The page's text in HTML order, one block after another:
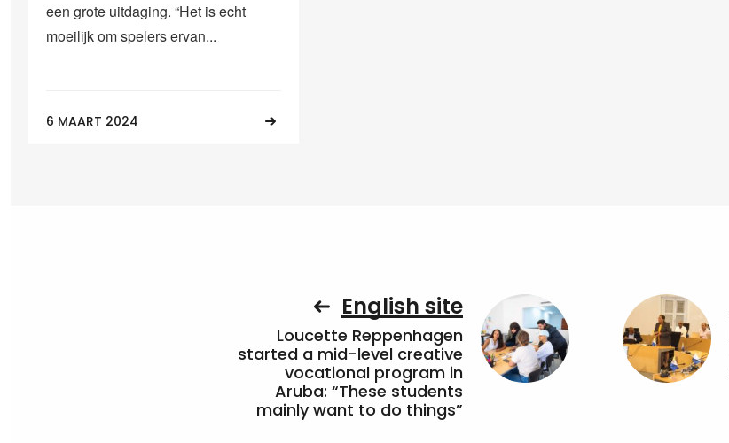
een grote uitdaging. “Het is echt
moeilijk om spelers ervan...
6 MAART 2024
English site
Loucette Reppenhagen
started a mid-level creative
vocational program in
Aruba: “These students
mainly want to do things”